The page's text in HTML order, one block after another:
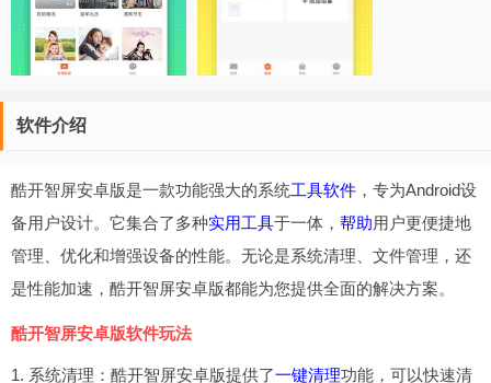
软件介绍
酷开智屏安卓版是一款功能强大的系统工具软件 ，专为Android设
备用户设计。它集合了多种实用工具于一体， 帮助用户更便捷地
管理、优化和增强设备的性能。无论是系统清理、文件管理，还
是性能加速，酷开智屏安卓版都能为您提供全面的解决方案。
酷开智屏安卓版软件玩法
1. 系统清理：酷开智屏安卓版提供了一键清理功能，可以快速清